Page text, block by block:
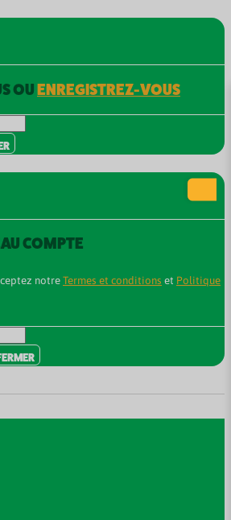
OUENREGISTREZ-VOUS
COMPTE
notreTermes et conditions et Politique